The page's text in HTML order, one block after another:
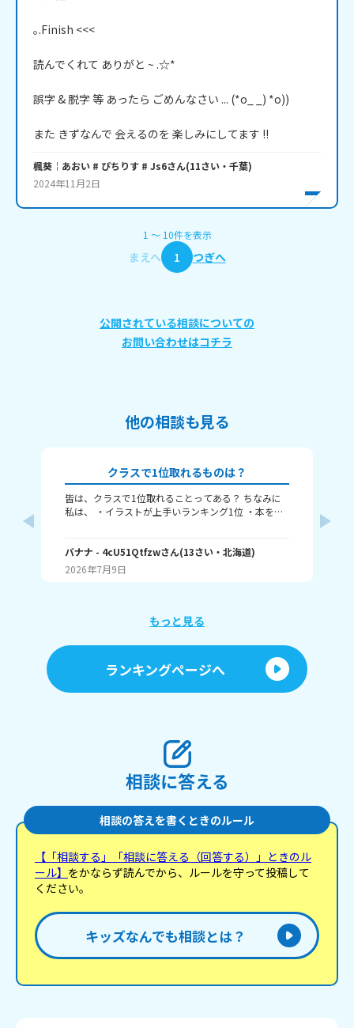
｡.Finish <<<
読んでくれて ありがと ~ .☆*
誤字 & 脱字 等 あったら ごめんなさい ... (*o_ _) *o))
また きずなんで 会えるのを 楽しみにしてます !!
楓葵￤あおい # ぴちりす # Js6さん(11さい・ 千葉)
2024年11月2日
1 〜 10件を表示
まえへ 1 つぎへ
公開されている相談についての
お問い合わせはコチラ
他の相談も見る
クラスで1位取れるものは？
皆は、クラスで1位取れることってある？ ちなみに
私は、 ・イラストが上手いランキング1位 ・本を読
ングで1位取れる？ 書いてくれたら嬉しいです！ じ
ゃね。
バナナ - 4cU51Qtfzwさん(13さい・ 北海道)
2026年7月9日
もっと見る
ランキングページへ
相談に答える
相談の答えを書くときのルール
【「相談する」「相談に答える（回答する）」ときのル
ール】 をかならず読んでから、ルールを守って投稿して
ください。
キッズなんでも相談とは？